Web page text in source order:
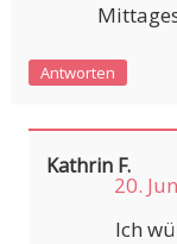
Antworten
Kathrin F.
20.
Ich